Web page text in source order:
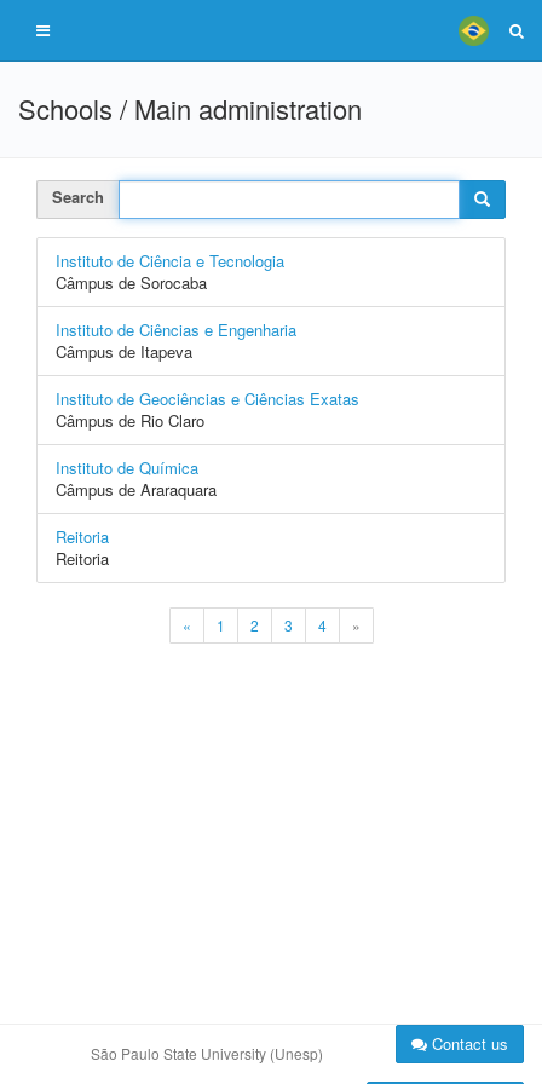
Schools / Main administration
Search
Instituto de Ciência e Tecnologia
Câmpus de Sorocaba
Instituto de Ciências e Engenharia
Câmpus de Itapeva
Instituto de Geociências e Ciências Exatas
Câmpus de Rio Claro
Instituto de Química
Câmpus de Araraquara
Reitoria
Reitoria
« 1 2 3 4 »
São Paulo State University (Unesp) Contact us